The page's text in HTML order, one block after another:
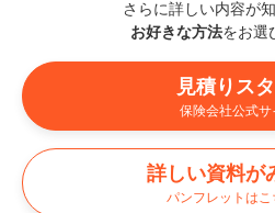
さらに詳しい内容が
お好きな方法をお選
見積りス
保険会社公式サ
詳しい資料が
パンフレットはこ